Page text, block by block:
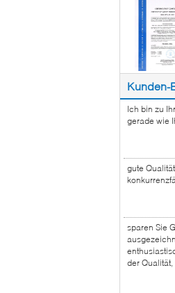
Kunden-
Ich bin zu
gerade wie
gute
sparen Sie
der Qualität,